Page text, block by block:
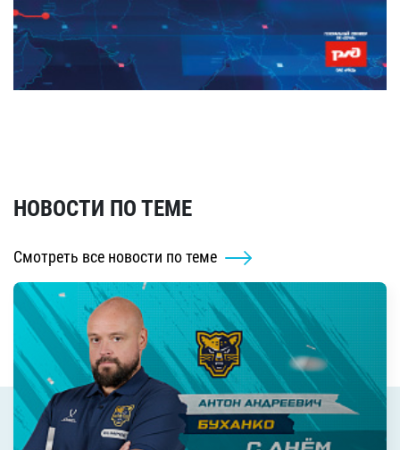
НОВОСТИ ПО ТЕМЕ
Смотреть все новости по теме